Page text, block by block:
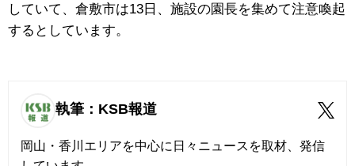
していて、倉敷市は13日、施設の園長を集めて注意喚起
するとしています。
執筆：KSB報道
岡山・香川エリアを中心に日々ニュースを取材、発信